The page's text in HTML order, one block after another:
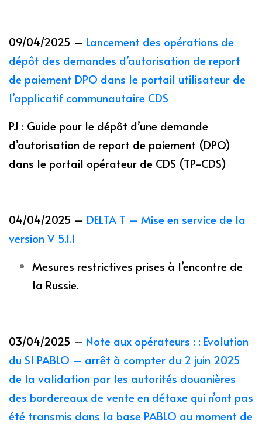
09/04/2025 – Lancement des opérations de
dépôt des demandes d’autorisation de report
de paiement DPO dans le portail utilisateur de
l’applicatif communautaire CDS
PJ : Guide pour le dépôt d’une demande
d’autorisation de report de paiement (DPO)
dans le portail opérateur de CDS (TP-CDS)
04/04/2025 – DELTA T – Mise en service de la
version V 5.1.1
Mesures restrictives prises à l’encontre de
la Russie.
03/04/2025 – Note aux opérateurs : : Evolution
du SI PABLO – arrêt à compter du 2 juin 2025
de la validation par les autorités douanières
des bordereaux de vente en détaxe qui n’ont pas
été transmis dans la base PABLO au moment de